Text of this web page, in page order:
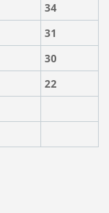
34
31
30
22